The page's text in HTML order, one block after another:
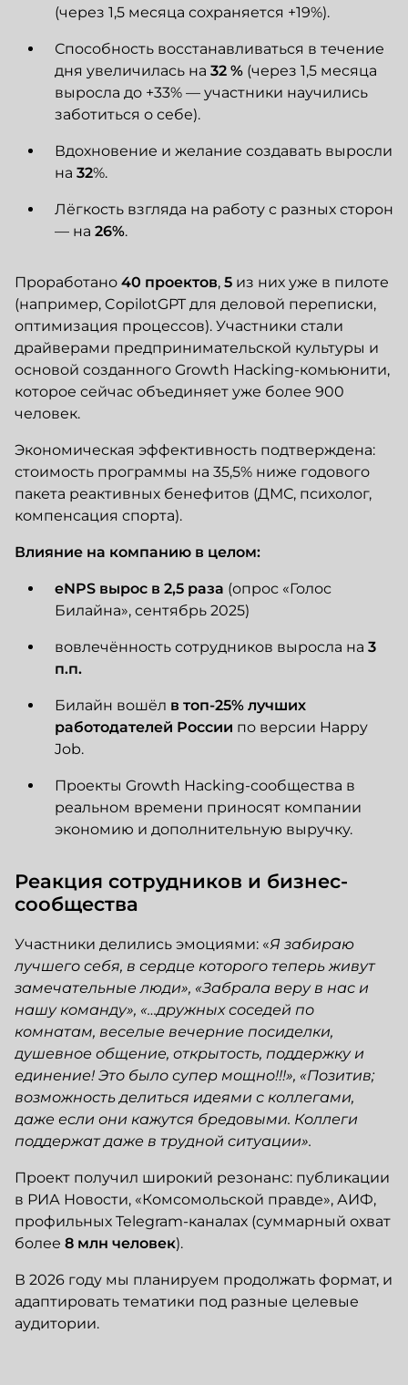
(через 1,5 месяца сохраняется +19%).
Способность восстанавливаться в течение
дня увеличилась на 32 %(через 1,5 месяца
выросла до +33% — участники научились
заботиться о себе).
Вдохновение и желание создавать выросли
на 32%.
Лёгкость взгляда на работу с разных сторон
— на 26%.
Проработано 40 проектов, 5из них уже в пилоте
(например, CopilotGPT для деловой переписки,
оптимизация процессов). Участники стали
драйверами предпринимательской культуры и
основой созданного Growth Hacking-комьюнити,
которое сейчас объединяет уже более 900
человек.
Экономическая эффективность подтверждена:
стоимость программы на 35,5% ниже годового
пакета реактивных бенефитов (ДМС, психолог,
компенсация спорта).
Влияние на компанию в целом:
eNPS вырос в 2,5 раза (опрос «Голос
Билайна», сентябрь 2025)
вовлечённость сотрудников выросла на 3
п.п.
Билайн вошёл в топ-25% лучших
работодателей России по версии Happy
Job.
Проекты Growth Hacking-сообщества в
реальном времени приносят компании
экономию и дополнительную выручку.
Реакция сотрудников и бизнес-
сообщества
Участники делились эмоциями: «Я забираю
лучшего себя, в сердце которого теперь живут
замечательные люди», «Забрала веру в нас и
нашу команду», «…дружных соседей по
комнатам, веселые вечерние посиделки,
душевное общение, открытость, поддержку и
единение! Это было супер мощно!!!», «Позитив;
возможность делиться идеями с коллегами,
даже если они кажутся бредовыми. Коллеги
поддержат даже в трудной ситуации».
Проект получил широкий резонанс: публикации
в РИА Новости, «Комсомольской правде», АИФ,
профильных Telegram-каналах (суммарный охват
более 8 млн человек).
В 2026 году мы планируем продолжать формат, и
адаптировать тематики под разные целевые
аудитории.